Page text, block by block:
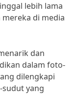
lebih lama
di media
dan
dalam foto-
dilengkapi
yang